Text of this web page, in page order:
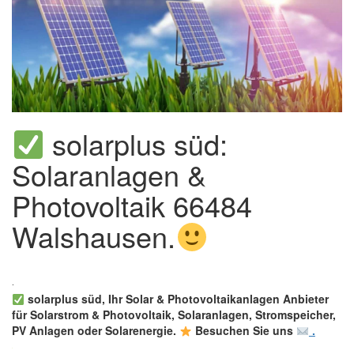
solarplus süd:
Solaranlagen &
Photovoltaik 66484
Walshausen.
solarplus süd, Ihr Solar & Photovoltaikanlagen Anbieter
für Solarstrom & Photovoltaik, Solaranlagen, Stromspeicher,
PV Anlagen oder Solarenergie.
Besuchen Sie uns .